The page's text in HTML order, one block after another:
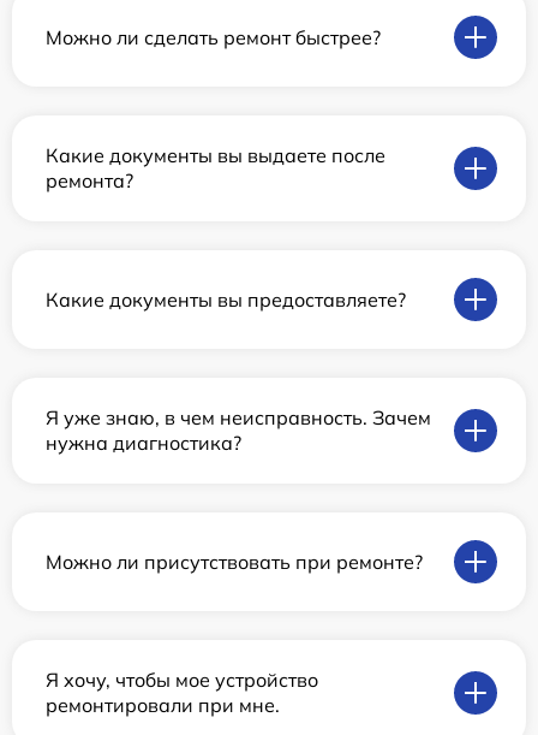
Можно ли сделать ремонт быстрее?
Какие документы вы выдаете после
ремонта?
Какие документы вы предоставляете?
Я уже знаю, в чем неисправность. Зачем
нужна диагностика?
Можно ли присутствовать при ремонте?
Я хочу, чтобы мое устройство
ремонтировали при мне.